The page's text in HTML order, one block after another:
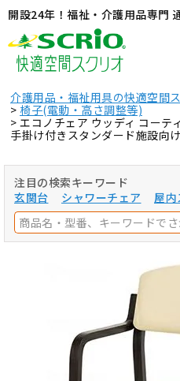
開設24年！福祉・介護用品専門
介護用品・福祉用具の快適空間
椅子(電動・高さ調整等)
エコノチェア ウッディ コーテ
手掛け付きスタンダード施設向
注目の検索キーワード
玄関台
シャワーチェア 屋内